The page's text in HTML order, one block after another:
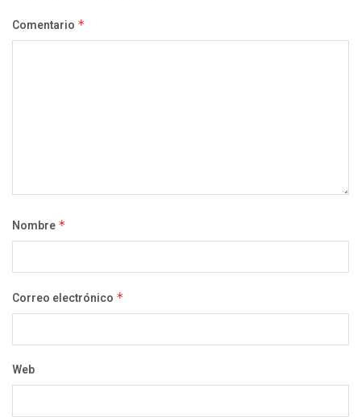
Comentario *
Nombre *
Correo electrónico *
Web